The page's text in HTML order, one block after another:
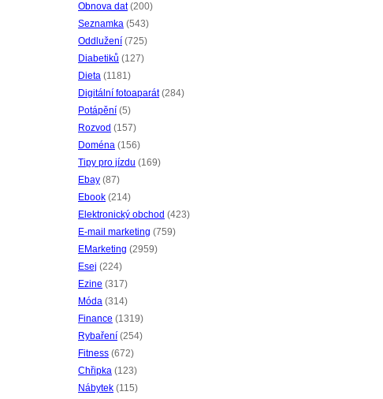
Obnova dat(200)
Seznamka (543)
Oddlužení (725)
Diabetiků (127)
Dieta (1181)
Digitální fotoaparát(284)
Potápění (5)
Rozvod (157)
Doména (156)
Tipy pro jízdu (169)
Ebay (87)
Ebook (214)
Elektronický obchod (423)
E-mail marketing (759)
EMarketing (2959)
Esej (224)
Ezine (317)
Móda (314)
Finance (1319)
Rybaření (254)
Fitness (672)
Chřipka (123)
Nábytek (115)